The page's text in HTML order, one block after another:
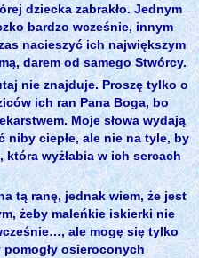
dziecka zabrakło. Jednym
bardzo wcześnie, innym
nacieszyć ich największym
darem od samego Stwórcy.
nie znajduje. Proszę tylko o
ich ran Pana Boga, bo
Moje słowa wydają
niby ciepłe, ale nie na tyle, by
wyżłabia w ich sercach
tą ranę, jednak wiem, że jest
żeby maleńkie iskierki nie
ale mogę się tylko
osieroconych